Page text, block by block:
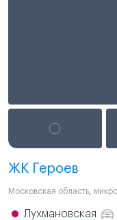
ЖК Героев
Московская область,
Лухмановская